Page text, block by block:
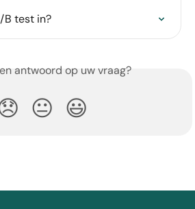
B test in?
antwoord op uw vraag?
😐 😃